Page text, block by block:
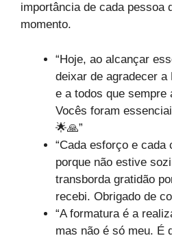
importância de cada pessoa
momento.
“Hoje, ao alcançar
deixar de agradecer
e a todos que sempre
Vocês foram
🌟🙏”
“Cada esforço e
porque não estive
transborda gratidão
recebi. Obrigado de
“A formatura é a
mas não é só meu. É